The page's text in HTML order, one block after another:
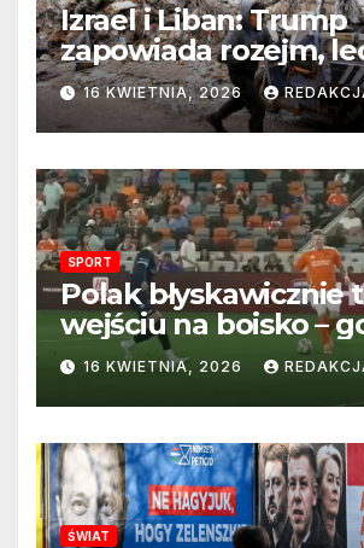
Izrael i Liban: Trump
zapowiada rozejm,
perspektywa
wojny wciąż odległa
16 KWIETNIA, 2026
SPORT
Polak błyskawicznie
wejściu na boisko –
22 sekundach!
16 KWIETNIA, 2026
ŚWIAT